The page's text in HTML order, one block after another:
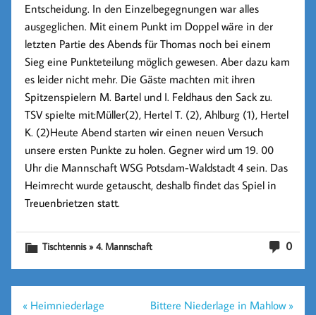
Entscheidung. In den Einzelbegegnungen war alles
ausgeglichen. Mit einem Punkt im Doppel wäre in der
letzten Partie des Abends für Thomas noch bei einem
Sieg eine Punkteteilung möglich gewesen. Aber dazu kam
es leider nicht mehr. Die Gäste machten mit ihren
Spitzenspielern M. Bartel und I. Feldhaus den Sack zu.
TSV spielte mit:Müller(2), Hertel T. (2), Ahlburg (1), Hertel
K. (2)Heute Abend starten wir einen neuen Versuch
unsere ersten Punkte zu holen. Gegner wird um 19. 00
Uhr die Mannschaft WSG Potsdam-Waldstadt 4 sein. Das
Heimrecht wurde getauscht, deshalb findet das Spiel in
Treuenbrietzen statt.
0
Tischtennis » 4. Mannschaft
Beitragsnavigation
« Heimniederlage Bittere Niederlage in Mahlow »